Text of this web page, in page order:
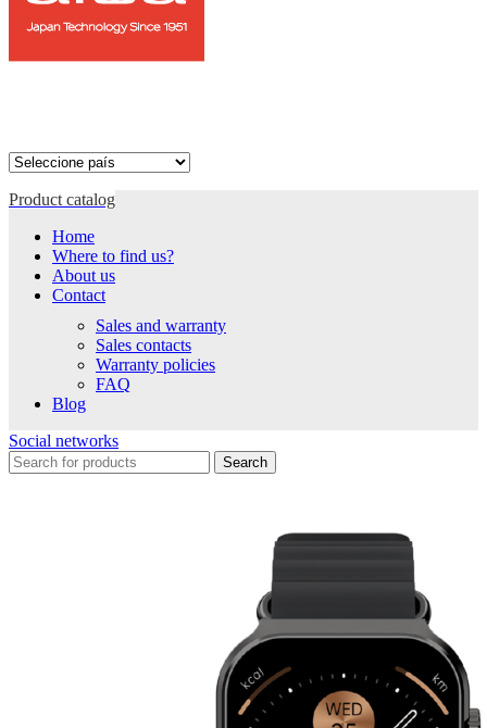
Product catalog
Home
Where to find us?
About us
Contact
Sales and warranty
Sales contacts
Warranty policies
FAQ
Blog
Social networks
Search